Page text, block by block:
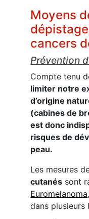
Moyens
cancers
Prévention
Compte tenu
limiter notre
d’origine
(cabines de
est donc
risques de
peau.
Les mesures
cutanés sont
Euromelanoma
dans plusieurs